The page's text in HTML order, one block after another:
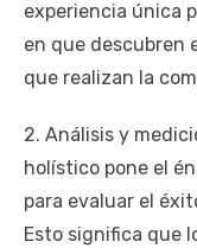
experiencia única
en que descubren
que realizan la
2. Análisis y
holístico pone el
para evaluar el
Esto significa que